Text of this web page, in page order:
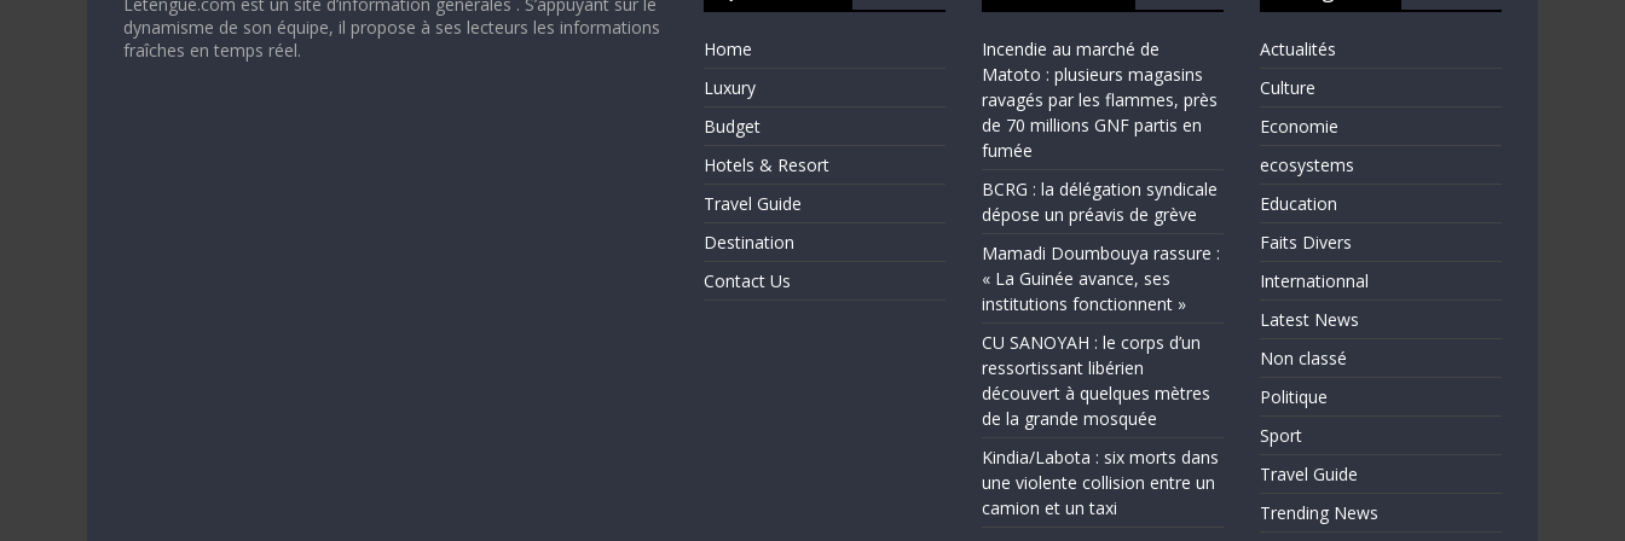
dynamisme de son équipe, il propose à ses lecteurs les informations
fraîches en temps réel.
Home
Luxury
Budget
Hotels & Resort
Travel Guide
Destination
Contact Us
Incendie au marché de
Matoto : plusieurs magasins
ravagés par les flammes, près
de 70 millions GNF partis en
fumée
BCRG : la délégation syndicale
dépose un préavis de grève
Mamadi Doumbouya rassure :
« La Guinée avance, ses
institutions fonctionnent »
CU SANOYAH : le corps d’un
ressortissant libérien
découvert à quelques mètres
de la grande mosquée
Kindia/Labota : six morts dans
une violente collision entre un
camion et un taxi
Actualités
Culture
Economie
ecosystems
Education
Faits Divers
Internationnal
Latest News
Non classé
Politique
Sport
Travel Guide
Trending News